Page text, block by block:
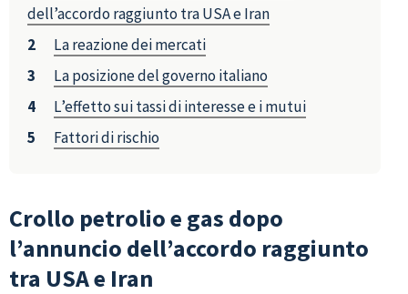
dell’accordo raggiunto tra USA e Iran
La reazione dei mercati
La posizione del governo italiano
L’effetto sui tassi di interesse e i mutui
Fattori di rischio
Crollo petrolio e gas dopo
l’annuncio dell’accordo raggiunto
tra USA e Iran